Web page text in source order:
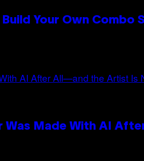
Your Own Combo
Was Made With AI